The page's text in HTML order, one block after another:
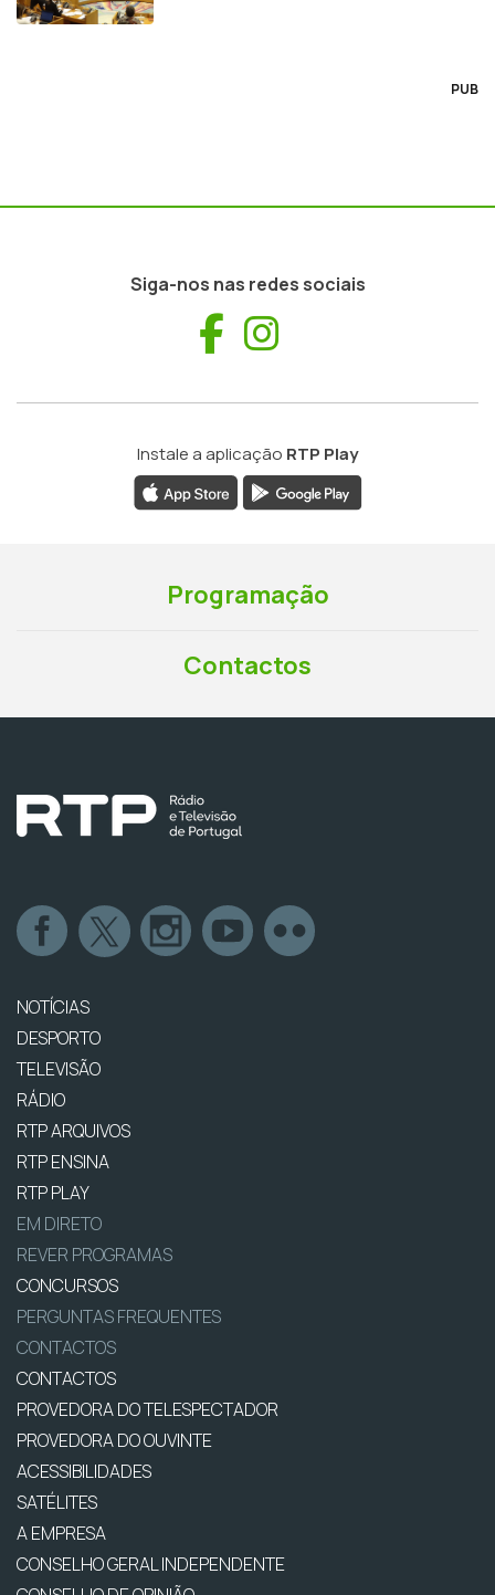
PUB
Siga-nos nas redes sociais
Facebook
Instale a aplicação RTP Play
Programação
Contactos
NOTÍCIAS
DESPORTO
TELEVISÃO
RÁDIO
RTP ARQUIVOS
RTP ENSINA
RTP PLAY
EM DIRETO
REVER PROGRAMAS
CONCURSOS
PERGUNTAS FREQUENTES
CONTACTOS
CONTACTOS
PROVEDORA DO TELESPECTADOR
PROVEDORA DO OUVINTE
ACESSIBILIDADES
SATÉLITES
A EMPRESA
CONSELHO GERAL INDEPENDENTE